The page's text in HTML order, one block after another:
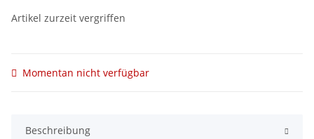
Artikel zurzeit vergriffen
Momentan nicht verfügbar
Beschreibung